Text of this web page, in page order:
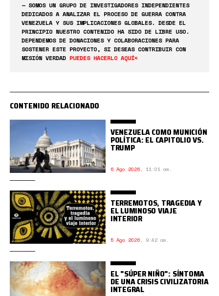
— SOMOS UN GRUPO DE INVESTIGADORES INDEPENDIENTES
DEDICADOS A ANALIZAR EL PROCESO DE GUERRA CONTRA
VENEZUELA Y SUS IMPLICACIONES GLOBALES. DESDE EL
PRINCIPIO NUESTRO CONTENIDO HA SIDO DE LIBRE USO.
DEPENDEMOS DE DONACIONES Y COLABORACIONES PARA
SOSTENER ESTE PROYECTO, SI DESEAS CONTRIBUIR CON
MISIÓN VERDAD PUEDES HACERLO AQUÍ<
CONTENIDO RELACIONADO
VENEZUELA COMO MUNICIÓN
POLÍTICA: EL CAPITOLIO VS.
TRUMP
6 Ago 2026, 11:01 am.
TERREMOTOS, TRAGEDIA Y
EL LUMINOSO VIAJE
INTERIOR
5 Ago 2026, 9:42 am.
EL "SÚPER NIÑO": SÍNTOMA
DE UNA CRISIS CIVILIZATORIA
INTEGRAL